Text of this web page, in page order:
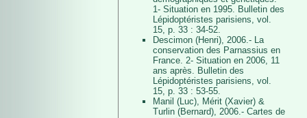
1- Situation en 1995. Bulletin des
Lépidoptéristes parisiens, vol.
15, p. 33 : 34-52.
Descimon (Henri), 2006.- La
conservation des Parnassius en
France. 2- Situation en 2006, 11
ans après. Bulletin des
Lépidoptéristes parisiens, vol.
15, p. 33 : 53-55.
Manil (Luc), Mérit (Xavier) &
Turlin (Bernard), 2006.- Cartes de